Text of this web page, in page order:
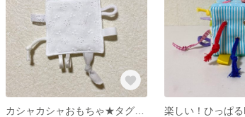
カシャカシャおもちゃ★タグ★ベビーおもちゃ★